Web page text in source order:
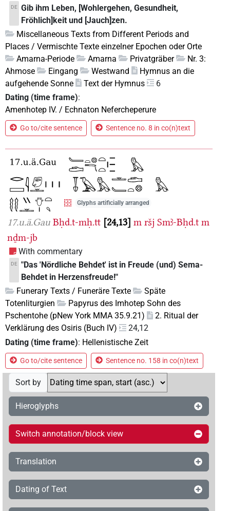
DE Gib ihm Leben, [Wohlergehen, Gesundheit,
Fröhlich]keit und [Jauch]zen.
Miscellaneous Texts from Different Periods and
Places / Vermischte Texte einzelner Epochen oder Orte
Amarna-Periode
Amarna Privatgräber
Nr. 3:
Ahmose
Eingang Westwand
Hymnus an die
aufgehende Sonne
Text der Hymnus
6
Dating (time frame):
Amenhotep IV. / Echnaton Nefercheperure
Go to/cite sentence Sentence no. 8 in co(n)text
Glyphs artificially arranged
17.u.ä.Gau Bḥd.t-mḥ.tt 24,13 m ršj Smꜣ-Bḥd.t m
nḏm-jb
With commentary
DE "Das 'Nördliche Behdet' ist in Freude (und) Sema-
Behdet in Herzensfreude!"
Funerary Texts / Funeräre Texte
Späte
Totenliturgien
Papyrus des Imhotep Sohn des
Pschentohe (pNew York MMA 35.9.21)
2. Ritual der
Verklärung des Osiris (Buch IV)
24,12
Dating (time frame): Hellenistische Zeit
Go to/cite sentence Sentence no. 158 in co(n)text
Sort by
Hieroglyphs
Switch annotation/block view
Translation
Dating of Text